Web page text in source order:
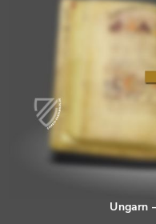
Ungarn